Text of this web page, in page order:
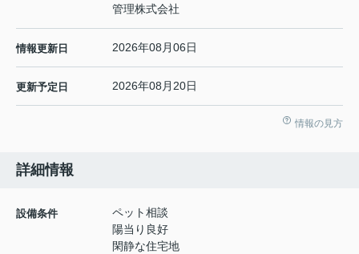
管理株式会社
情報更新日 2026年08月06日
更新予定日 2026年08月20日
情報の見方
詳細情報
設備条件
ペット相談
陽当り良好
閑静な住宅地